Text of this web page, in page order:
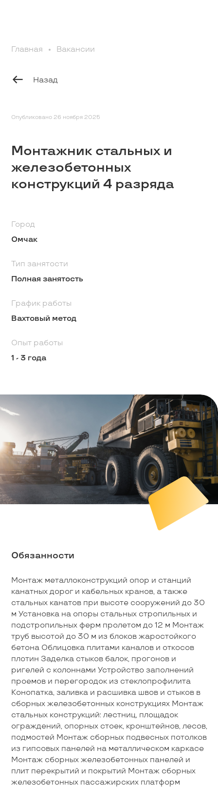
Студентам
Школьникам
Вакансии
Наши истории
Контакты
Главная Вакансии
Назад
Опубликовано 26 ноября 2025
Монтажник стальных и
железобетонных
конструкций 4 разряда
Город
Омчак
Тип занятости
Полная занятость
График работы
Вахтовый метод
Опыт работы
1 - 3 года
Обязанности
Монтаж металлоконструкций опор и станций
канатных дорог и кабельных кранов, а также
стальных канатов при высоте сооружений до 30
м Установка на опоры стальных стропильных и
подстропильных ферм пролетом до 12 м Монтаж
труб высотой до 30 м из блоков жаростойкого
бетона Облицовка плитами каналов и откосов
плотин Заделка стыков балок, прогонов и
ригелей с колоннами Устройство заполнений
проемов и перегородок из стеклопрофилита
Конопатка, заливка и расшивка швов и стыков в
сборных железобетонных конструкциях Монтаж
стальных конструкций: лестниц, площадок
ограждений, опорных стоек, кронштейнов, лесов,
подмостей Монтаж сборных подвесных потолков
из гипсовых панелей на металлическом каркасе
Монтаж сборных железобетонных панелей и
плит перекрытий и покрытий Монтаж сборных
железобетонных пассажирских платформ